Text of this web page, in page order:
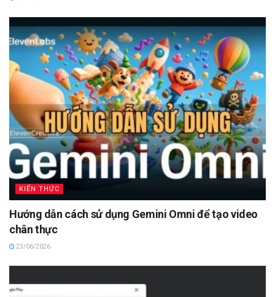
KIẾN THỨC
Hướng dẫn cách sử dụng Gemini Omni để tạo video
chân thực
23/06/2026